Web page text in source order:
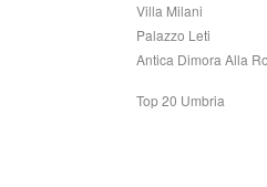
Villa Milani
Palazzo Leti
Antica Dimora Alla
Top 20 Umbria